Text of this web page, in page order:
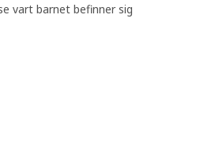
vart barnet befinner sig